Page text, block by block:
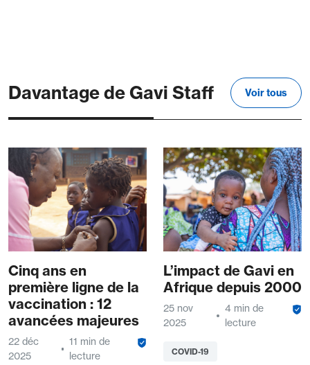
Davantage de Gavi Staff Voir tous
Cinq ans en
première ligne de la
vaccination : 12
avancées majeures
22 déc
2025
11 min de
lecture
L’impact de Gavi en
Afrique depuis 2000
25 nov
2025
4 min de
lecture
COVID-19